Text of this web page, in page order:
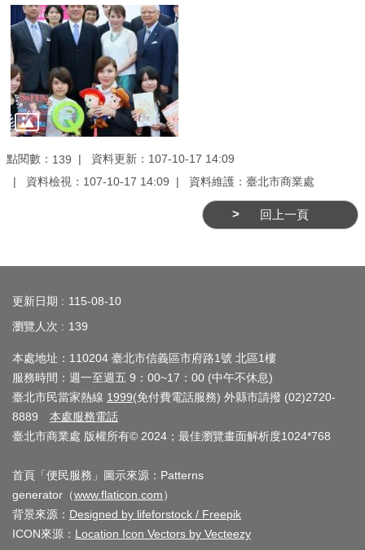
公
司
及
商
業
登
務
管
商
發
展
輔
圈
廊
點閱數： 139
資料更新：107-10-17 14:09
資料檢視：107-10-17 14:09
資料維護：臺北市商業處
回上一頁
更新日期
115-08-10
瀏覽人次
139
本處地址：110204 臺北市信義區市府路1號 北區1樓
服務時間：週一至週五 9：00~17：00 (中午不休息)
臺北市民當家熱線 1999(免付費電話服務) 外縣市請撥 (02)2720-
8889 本處服務電話
臺北市商業處 版權所有© 2024；最佳瀏覽畫面解析度1024*768
首頁「便民服務」圖示來源：Patterns
generator（www.flaticon.com）
背景來源： Designed by lifeforstock / Freepik
ICON來源： Location Icon Vectors by Vecteezy